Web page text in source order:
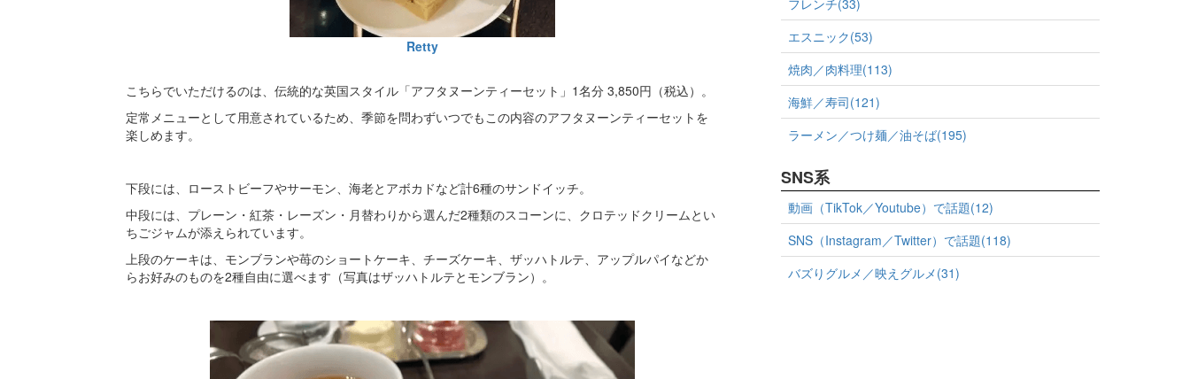
Retty
こちらでいただけるのは、伝統的な英国スタイル「アフタヌーンティーセット」1名分 3,850円（税込）。
定常メニューとして用意されているため、季節を問わずいつでもこの内容のアフタヌーンティーセットを
楽しめます。
下段には、ローストビーフやサーモン、海老とアボカドなど計6種のサンドイッチ。
中段には、プレーン・紅茶・レーズン・月替わりから選んだ2種類のスコーンに、クロテッドクリームとい
ちごジャムが添えられています。
上段のケーキは、モンブランや苺のショートケーキ、チーズケーキ、ザッハトルテ、アップルパイなどか
らお好みのものを2種自由に選べます（写真はザッハトルテとモンブラン）。
エスニック(53)
焼肉／肉料理(113)
海鮮／寿司(121)
ラーメン／つけ麺／油そば(195)
SNS系
動画（TikTok／Youtube）で話題(12)
SNS（Instagram／Twitter）で話題(118)
バズりグルメ／映えグルメ(31)